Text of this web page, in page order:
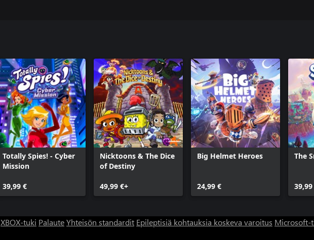
Totally Spies! - Cyber
Mission
39,99 €
Nicktoons & The Dice
of Destiny
49,99 €+
Big Helmet Heroes
24,99 €
The
XBOX-tuki PalauteYhteisön standardit Epileptisiä kohtauksia koskeva varoitus Microsoft-